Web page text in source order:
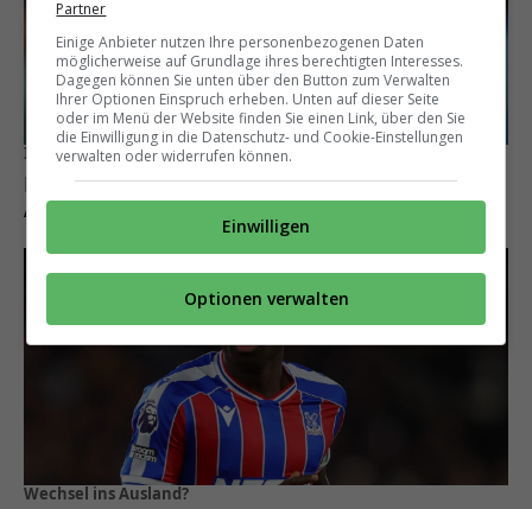
Intensive Kontakte
Berater Pini Zahavi will Alaba nach Saudi-
Arabien bringen
Wechsel ins Ausland?
Partner
Einige Anbieter nutzen Ihre personenbezogenen Daten
möglicherweise auf Grundlage ihres berechtigten Interesses.
Dagegen können Sie unten über den Button zum Verwalten
Ihrer Optionen Einspruch erheben. Unten auf dieser Seite
oder im Menü der Website finden Sie einen Link, über den Sie
die Einwilligung in die Datenschutz- und Cookie-Einstellungen
verwalten oder widerrufen können.
Einwilligen
Optionen verwalten